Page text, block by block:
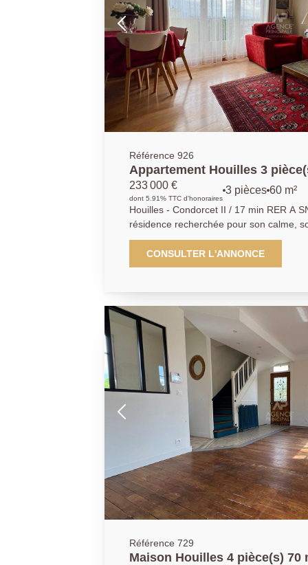
Référence 926
Appartement Houilles 3
233 000 €
dont 5.91% TTC d'honoraires
3 pièces 60 m²
Houilles - Condorcet II / 17 min RER A
résidence recherchée pour son calme,
des écoles et à 5 min en bus de la gare
(17 min à pied), nous avons le plaisir de
exclusivité cet appartement de type 3
et équipée, un cellier. Le couloir équipé
dessert un WC indépendant, une salle
partie buanderie, deux belles chambres
Pour finir, une cave en sous-sol
vélo collectif. Parking collectif dans la
stationnement sans difficulté et arrêt de
proposé par Kyllian GABA, agent
Versailles) Les informations sur les
exposé sont disponibles sur le site
www.georisques.gouv.fr
CONSULTER L'ANNONCE
Référence 729
Maison Houilles 4 pièce(s) 70